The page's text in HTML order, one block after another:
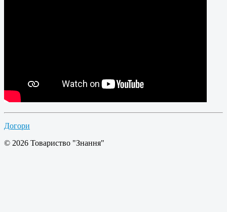
Догори
© 2026 Товариство "Знання"